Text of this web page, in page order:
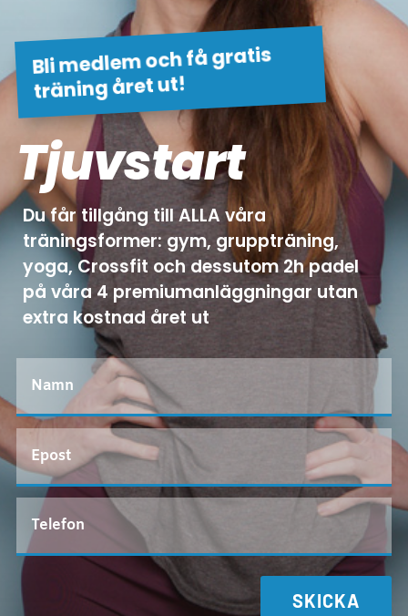
Bli medlem och få gratis
träning året ut!
Tjuvstart
Du får tillgång till ALLA våra
träningsformer: gym, gruppträning,
yoga, Crossfit och dessutom 2h padel
på våra 4 premiumanläggningar utan
extra kostnad året ut
SKICKA